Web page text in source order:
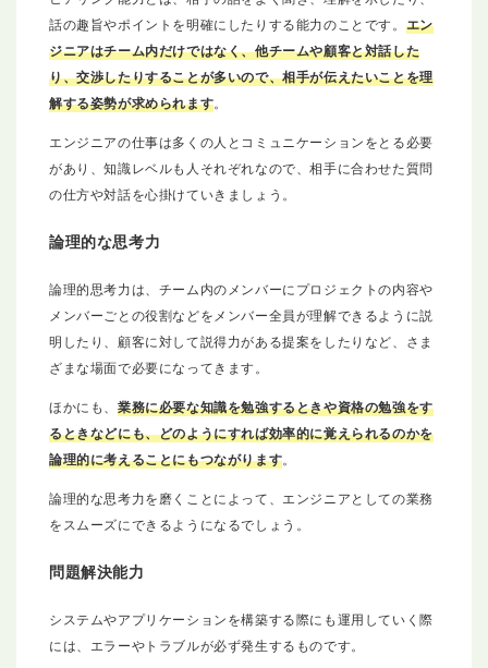
話の趣旨やポイントを明確にしたりする能力のことです。 エン
ジニアはチーム内だけではなく、他チームや顧客と対話した
り、交渉したりすることが多いので、相手が伝えたいことを理
解する姿勢が求められます。
エンジニアの仕事は多くの人とコミュニケーションをとる必要
があり、知識レベルも人それぞれなので、相手に合わせた質問
の仕方や対話を心掛けていきましょう。
論理的な思考力
論理的思考力は、チーム内のメンバーにプロジェクトの内容や
メンバーごとの役割などをメンバー全員が理解できるように説
明したり、顧客に対して説得力がある提案をしたりなど、さま
ざまな場面で必要になってきます。
ほかにも、 業務に必要な知識を勉強するときや資格の勉強をす
るときなどにも、どのようにすれば効率的に覚えられるのかを
論理的に考えることにもつながります。
論理的な思考力を磨くことによって、エンジニアとしての業務
をスムーズにできるようになるでしょう。
問題解決能力
システムやアプリケーションを構築する際にも運用していく際
には、エラーやトラブルが必ず発生するものです。